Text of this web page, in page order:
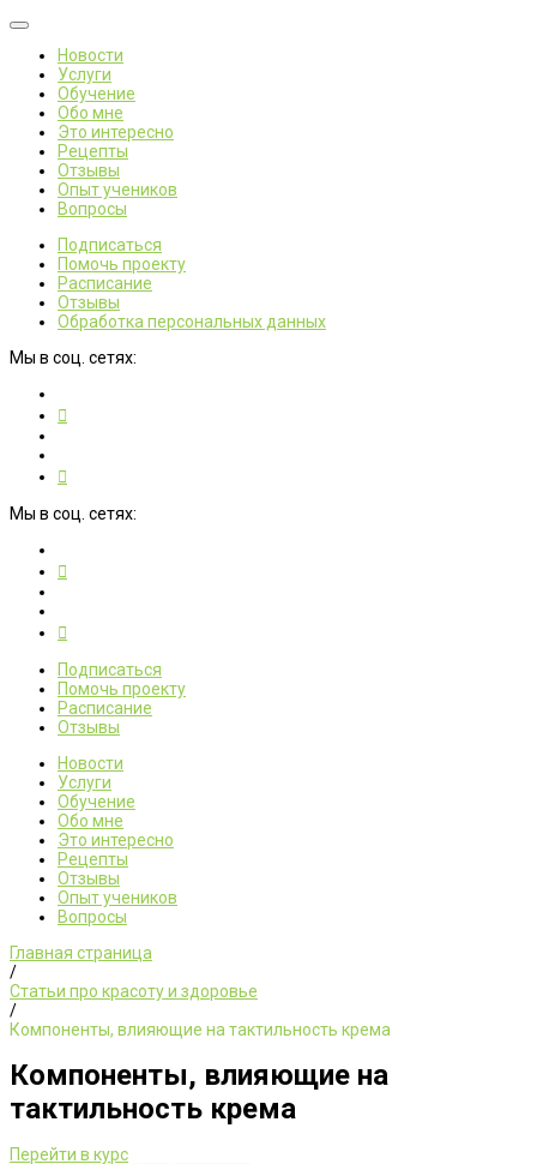
Новости
Услуги
Обучение
Обо мне
Это интересно
Рецепты
Отзывы
Опыт учеников
Вопросы
Подписаться
Помочь проекту
Расписание
Отзывы
Обработка персональных данных
Мы в соц. сетях:
Мы в соц. сетях:
Подписаться
Помочь проекту
Расписание
Отзывы
Новости
Услуги
Обучение
Обо мне
Это интересно
Рецепты
Отзывы
Опыт учеников
Вопросы
Главная страница
/
Статьи про красоту и здоровье
/
Компоненты, влияющие на тактильность крема
Компоненты, влияющие на
тактильность крема
Перейти в курс